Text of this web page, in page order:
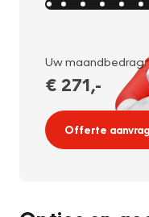
Uw maandbedrag:
€ 271,-
Offerte